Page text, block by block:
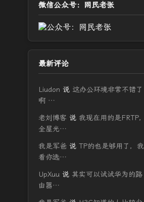
微信公众号：网民老张
最新评论
Liudon 说 这办公环境非常不错了
啊 …
老刘博客 说 我现在用的是FRTP，
全屋光…
我是军爸 说 TP的也是够用了，我
看你选…
UpXuu 说 其实可以试试华为的路
由器…